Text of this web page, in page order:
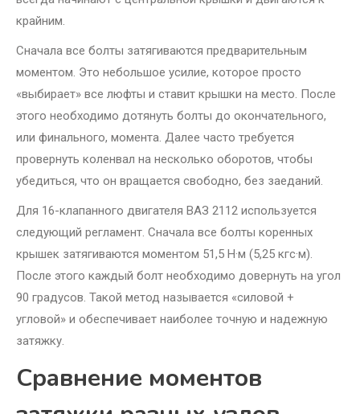
крайним.
Сначала все болты затягиваются предварительным
моментом. Это небольшое усилие, которое просто
«выбирает» все люфты и ставит крышки на место. После
этого необходимо дотянуть болты до окончательного,
или финального, момента. Далее часто требуется
провернуть коленвал на несколько оборотов, чтобы
убедиться, что он вращается свободно, без заеданий.
Для 16-клапанного двигателя ВАЗ 2112 используется
следующий регламент. Сначала все болты коренных
крышек затягиваются моментом 51,5 Н·м (5,25 кгс·м).
После этого каждый болт необходимо довернуть на угол
90 градусов. Такой метод называется «силовой +
угловой» и обеспечивает наиболее точную и надежную
затяжку.
Сравнение моментов